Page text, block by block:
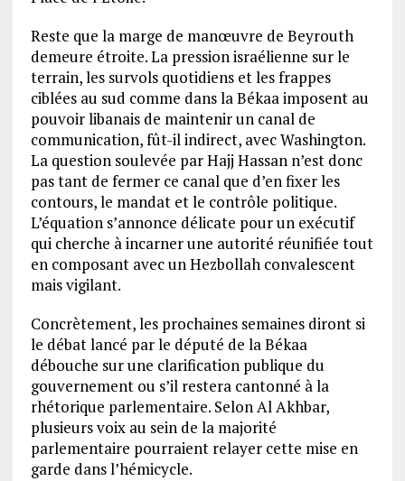
Reste que la marge de manœuvre de Beyrouth
demeure étroite. La pression israélienne sur le
terrain, les survols quotidiens et les frappes
ciblées au sud comme dans la Békaa imposent au
pouvoir libanais de maintenir un canal de
communication, fût-il indirect, avec Washington.
La question soulevée par Hajj Hassan n’est donc
pas tant de fermer ce canal que d’en fixer les
contours, le mandat et le contrôle politique.
L’équation s’annonce délicate pour un exécutif
qui cherche à incarner une autorité réunifiée tout
en composant avec un Hezbollah convalescent
mais vigilant.
Concrètement, les prochaines semaines diront si
le débat lancé par le député de la Békaa
débouche sur une clarification publique du
gouvernement ou s’il restera cantonné à la
rhétorique parlementaire. Selon Al Akhbar,
plusieurs voix au sein de la majorité
parlementaire pourraient relayer cette mise en
garde dans l’hémicycle.